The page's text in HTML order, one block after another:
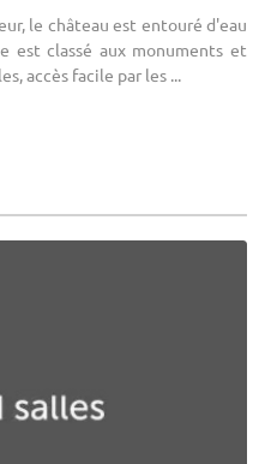
le château est entouré d'eau
est classé aux monuments et
accès facile par les ...